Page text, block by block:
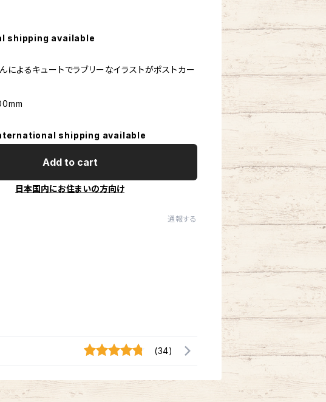
shipping available
によるキュートでラブリーなイラストがポストカー
shipping available
Add to cart
日本国内にお住まいの方向け
通報する
(34)